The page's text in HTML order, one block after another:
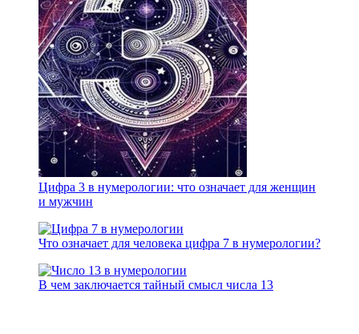
Цифра 3 в нумерологии: что означает для женщин
и мужчин
Что означает для человека цифра 7 в нумерологии?
В чем заключается тайный смысл числа 13